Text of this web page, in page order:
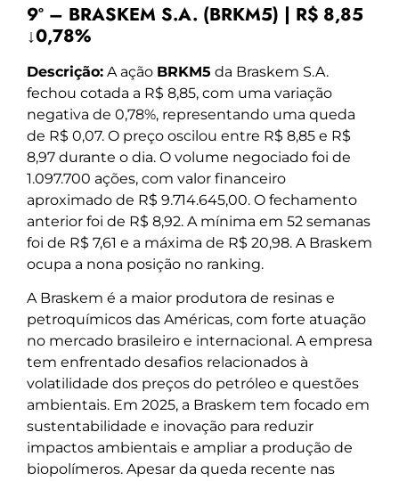
9º – BRASKEM S.A. (BRKM5) | R$ 8,85
↓0,78%
Descrição: A ação BRKM5 da Braskem S.A.
fechou cotada a R$ 8,85, com uma variação
negativa de 0,78%, representando uma queda
de R$ 0,07. O preço oscilou entre R$ 8,85 e R$
8,97 durante o dia. O volume negociado foi de
1.097.700 ações, com valor financeiro
aproximado de R$ 9.714.645,00. O fechamento
anterior foi de R$ 8,92. A mínima em 52 semanas
foi de R$ 7,61 e a máxima de R$ 20,98. A Braskem
ocupa a nona posição no ranking.
A Braskem é a maior produtora de resinas e
petroquímicos das Américas, com forte atuação
no mercado brasileiro e internacional. A empresa
tem enfrentado desafios relacionados à
volatilidade dos preços do petróleo e questões
ambientais. Em 2025, a Braskem tem focado em
sustentabilidade e inovação para reduzir
impactos ambientais e ampliar a produção de
biopolímeros. Apesar da queda recente nas